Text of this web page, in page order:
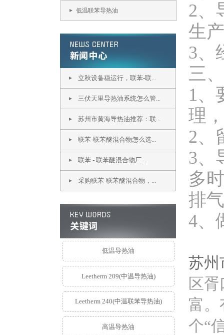
低温联苯导热油
立秋设备稳运行，联苯-联...
三伏天里导热油系统怎么管...
苏州市黄海导热油推荐：联...
联苯-联苯醚混合物怎么选...
联苯 - 联苯醚混合物厂...
采购联苯-联苯醚混合物，...
低温导热油
Leetherm 209(中温导热油)
Leetherm 240(中温联苯导热油)
高温导热油
2、
生
3、
三
1、
理
2、
3、
多
排
4、
苏州
区
富。
个“